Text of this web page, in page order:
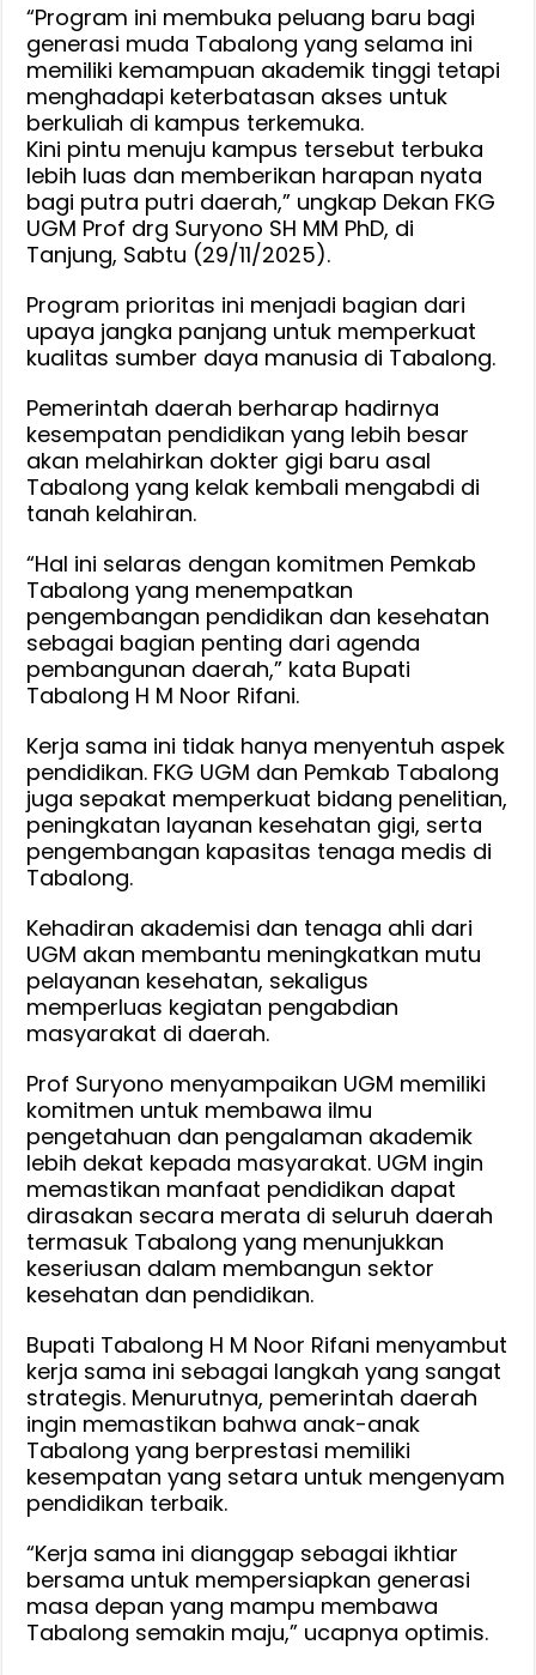
“Program ini membuka peluang baru bagi
generasi muda Tabalong yang selama ini
memiliki kemampuan akademik tinggi tetapi
menghadapi keterbatasan akses untuk
berkuliah di kampus terkemuka.
Kini pintu menuju kampus tersebut terbuka
lebih luas dan memberikan harapan nyata
bagi putra putri daerah,” ungkap Dekan FKG
UGM Prof drg Suryono SH MM PhD, di
Tanjung, Sabtu (29/11/2025).
Program prioritas ini menjadi bagian dari
upaya jangka panjang untuk memperkuat
kualitas sumber daya manusia di Tabalong.
Pemerintah daerah berharap hadirnya
kesempatan pendidikan yang lebih besar
akan melahirkan dokter gigi baru asal
Tabalong yang kelak kembali mengabdi di
tanah kelahiran.
“Hal ini selaras dengan komitmen Pemkab
Tabalong yang menempatkan
pengembangan pendidikan dan kesehatan
sebagai bagian penting dari agenda
pembangunan daerah,” kata Bupati
Tabalong H M Noor Rifani.
Kerja sama ini tidak hanya menyentuh aspek
pendidikan. FKG UGM dan Pemkab Tabalong
juga sepakat memperkuat bidang penelitian,
peningkatan layanan kesehatan gigi, serta
pengembangan kapasitas tenaga medis di
Tabalong.
Kehadiran akademisi dan tenaga ahli dari
UGM akan membantu meningkatkan mutu
pelayanan kesehatan, sekaligus
memperluas kegiatan pengabdian
masyarakat di daerah.
Prof Suryono menyampaikan UGM memiliki
komitmen untuk membawa ilmu
pengetahuan dan pengalaman akademik
lebih dekat kepada masyarakat. UGM ingin
memastikan manfaat pendidikan dapat
dirasakan secara merata di seluruh daerah
termasuk Tabalong yang menunjukkan
keseriusan dalam membangun sektor
kesehatan dan pendidikan.
Bupati Tabalong H M Noor Rifani menyambut
kerja sama ini sebagai langkah yang sangat
strategis. Menurutnya, pemerintah daerah
ingin memastikan bahwa anak-anak
Tabalong yang berprestasi memiliki
kesempatan yang setara untuk mengenyam
pendidikan terbaik.
“Kerja sama ini dianggap sebagai ikhtiar
bersama untuk mempersiapkan generasi
masa depan yang mampu membawa
Tabalong semakin maju,” ucapnya optimis.